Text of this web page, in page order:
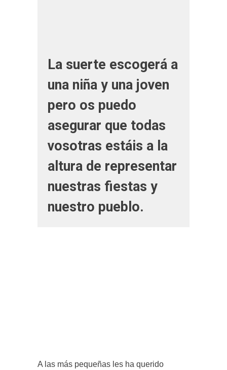
La suerte escogerá a
una niña y una joven
pero os puedo
asegurar que todas
vosotras estáis a la
altura de representar
nuestras fiestas y
nuestro pueblo.
A las más pequeñas les ha querido